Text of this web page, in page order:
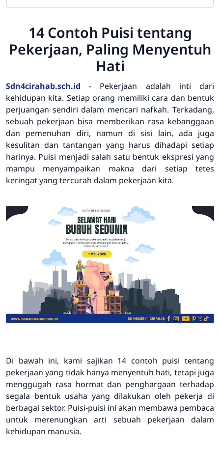
14 Contoh Puisi tentang
Pekerjaan, Paling Menyentuh
Hati
Sdn4cirahab.sch.id - Pekerjaan adalah inti dari
kehidupan kita. Setiap orang memiliki cara dan bentuk
perjuangan sendiri dalam mencari nafkah. Terkadang,
sebuah pekerjaan bisa memberikan rasa kebanggaan
dan pemenuhan diri, namun di sisi lain, ada juga
kesulitan dan tantangan yang harus dihadapi setiap
harinya. Puisi menjadi salah satu bentuk ekspresi yang
mampu menyampaikan makna dari setiap tetes
keringat yang tercurah dalam pekerjaan kita.
Di bawah ini, kami sajikan 14 contoh puisi tentang
pekerjaan yang tidak hanya menyentuh hati, tetapi juga
menggugah rasa hormat dan penghargaan terhadap
segala bentuk usaha yang dilakukan oleh pekerja di
berbagai sektor. Puisi-puisi ini akan membawa pembaca
untuk merenungkan arti sebuah pekerjaan dalam
kehidupan manusia.